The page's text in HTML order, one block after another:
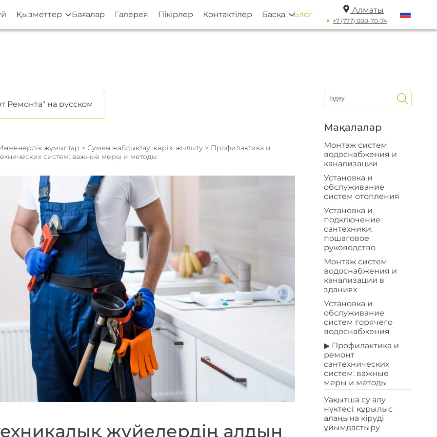
Қызметтер Бағалар Галерея Пікірлер Контактілер Басқа Блог Алматы
+7 (777) 000-70-74
Ремонта" на русском
жұмыстар > Сумен жабдықтау, кәріз, жылыту > Профилактика и
систем: важные меры и методы
жүйелердің алдын
Мақалалар
Монтаж систем
водоснабжения и
канализации
Установка и
обслуживание
систем отопления
Установка и
подключение
сантехники:
пошаговое
руководство
Монтаж систем
водоснабжения и
канализации в
зданиях
Установка и
обслуживание
систем горячего
водоснабжения
▶ Профилактика и
ремонт
сантехнических
систем: важные
меры и методы
Уақытша су алу
нүктесі: құрылыс
алаңына кіруді
ұйымдастыру